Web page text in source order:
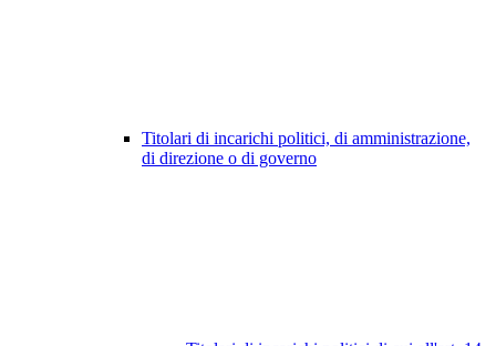
Titolari di incarichi politici, di amministrazione,
di direzione o di governo